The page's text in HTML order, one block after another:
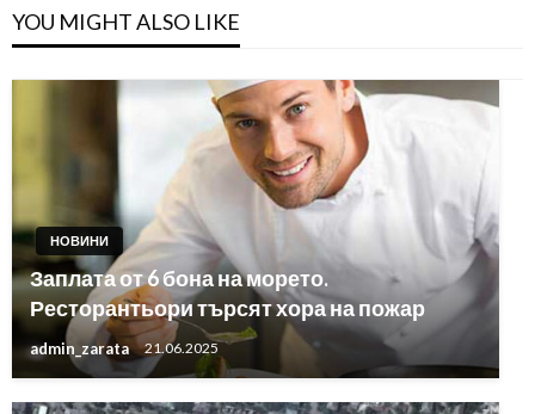
YOU MIGHT ALSO LIKE
НОВИНИ
Заплата от 6 бона на морето.
Ресторантьори търсят хора на пожар
admin_zarata 21.06.2025